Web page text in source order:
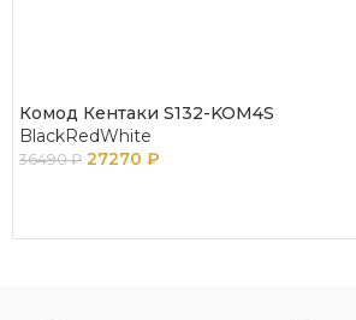
Комод Кентаки S132-KOM4S
BlackRedWhite
36490₽ 27270 ₽